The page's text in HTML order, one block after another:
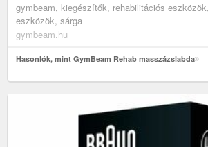
gymbeam, kiegészítők, rehabilitációs
eszközök, sárga
gymbeam.hu
Hasonlók, mint GymBeam Rehab masszázslabda